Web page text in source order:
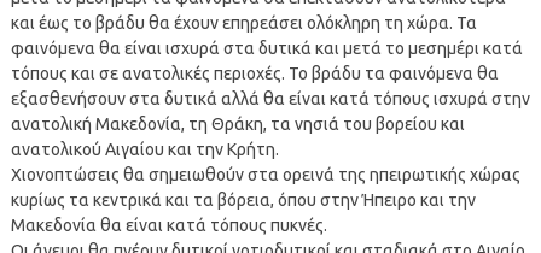
και έως το βράδυ θα έχουν επηρεάσει ολόκληρη τη χώρα. Τα
φαινόμενα θα είναι ισχυρά στα δυτικά και μετά το μεσημέρι κατά
τόπους και σε ανατολικές περιοχές. Το βράδυ τα φαινόμενα θα
εξασθενήσουν στα δυτικά αλλά θα είναι κατά τόπους ισχυρά στην
ανατολική Μακεδονία, τη Θράκη, τα νησιά του βορείου και
ανατολικού Αιγαίου και την Κρήτη.
Χιονοπτώσεις θα σημειωθούν στα ορεινά της ηπειρωτικής χώρας
κυρίως τα κεντρικά και τα βόρεια, όπου στην Ήπειρο και την
Μακεδονία θα είναι κατά τόπους πυκνές.